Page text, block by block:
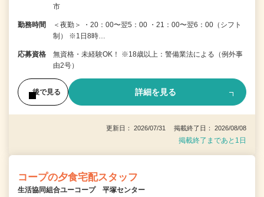
市
勤務時間
＜夜勤＞ ・20：00〜翌5：00 ・21：00〜翌6：00（シフト
制） ※1日8時…
応募資格
無資格・未経験OK！ ※18歳以上：警備業法による（例外事
由2号）
後で見る 詳細を見る
更新日： 2026/07/31 掲載終了日： 2026/08/08
掲載終了まであと1日
コープの夕食宅配スタッフ
生活協同組合ユーコープ 平塚センター